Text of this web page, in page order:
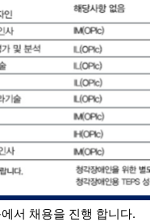
서 채용을 진행 합니다.